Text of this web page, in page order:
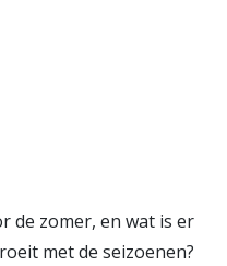
de zomer, en wat is er
met de seizoenen?